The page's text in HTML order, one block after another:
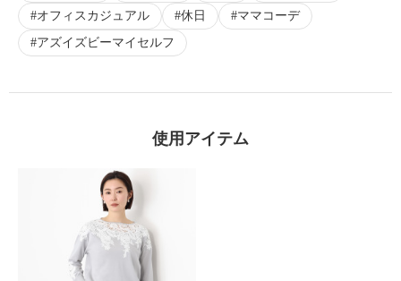
オフィスカジュアル
休日
ママコーデ
アズイズビーマイセルフ
使用アイテム